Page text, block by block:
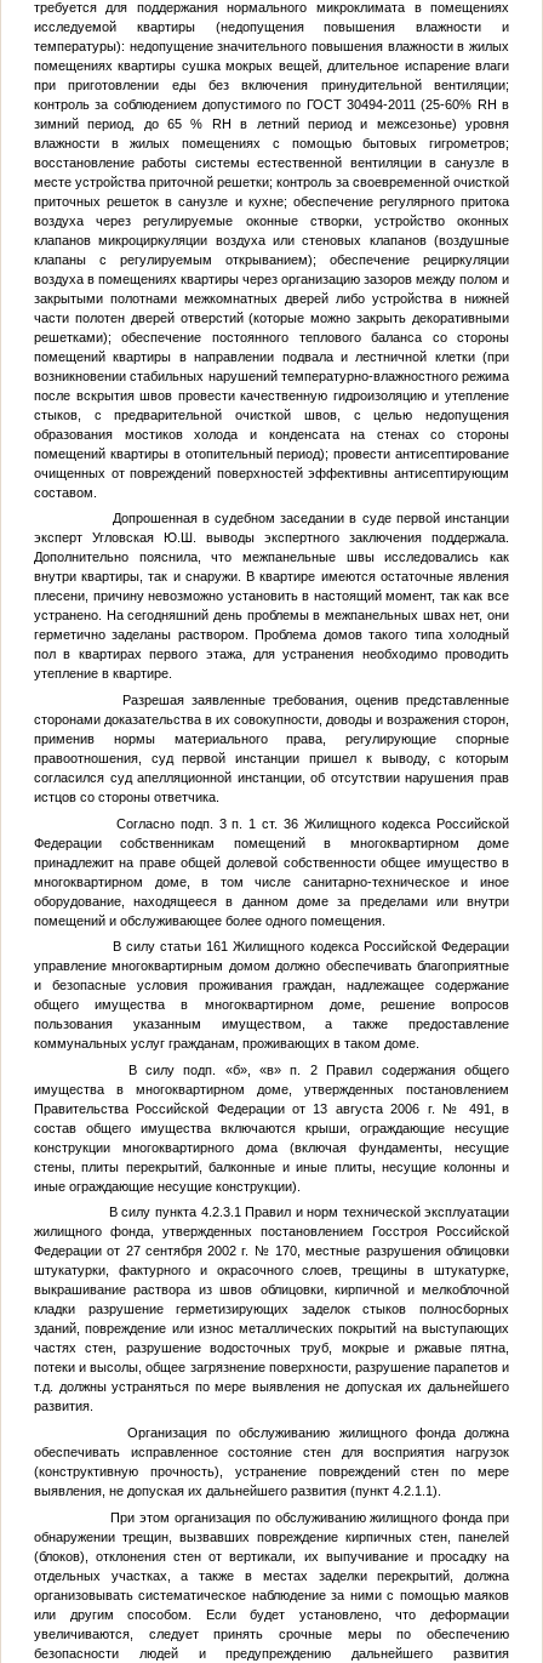
требуется для поддержания нормального микроклимата в помещениях
исследуемой квартиры (недопущения повышения влажности и
температуры): недопущение значительного повышения влажности в жилых
помещениях квартиры сушка мокрых вещей, длительное испарение влаги
при приготовлении еды без включения принудительной вентиляции;
контроль за соблюдением допустимого по ГОСТ 30494-2011 (25-60% RН в
зимний период, до 65 % RH в летний период и межсезонье) уровня
влажности в жилых помещениях с помощью бытовых гигрометров;
восстановление работы системы естественной вентиляции в санузле в
месте устройства приточной решетки; контроль за своевременной очисткой
приточных решеток в санузле и кухне; обеспечение регулярного притока
воздуха через регулируемые оконные створки, устройство оконных
клапанов микроциркуляции воздуха или стеновых клапанов (воздушные
клапаны с регулируемым открыванием); обеспечение рециркуляции
воздуха в помещениях квартиры через организацию зазоров между полом и
закрытыми полотнами межкомнатных дверей либо устройства в нижней
части полотен дверей отверстий (которые можно закрыть декоративными
решетками); обеспечение постоянного теплового баланса со стороны
помещений квартиры в направлении подвала и лестничной клетки (при
возникновении стабильных нарушений температурно-влажностного режима
после вскрытия швов провести качественную гидроизоляцию и утепление
стыков, с предварительной очисткой швов, с целью недопущения
образования мостиков холода и конденсата на стенах со стороны
помещений квартиры в отопительный период); провести антисептирование
очищенных от повреждений поверхностей эффективны антисептирующим
составом.
Допрошенная в судебном заседании в суде первой инстанции
эксперт Угловская Ю.Ш. выводы экспертного заключения поддержала.
Дополнительно пояснила, что межпанельные швы исследовались как
внутри квартиры, так и снаружи. В квартире имеются остаточные явления
плесени, причину невозможно установить в настоящий момент, так как все
устранено. На сегодняшний день проблемы в межпанельных швах нет, они
герметично заделаны раствором. Проблема домов такого типа холодный
пол в квартирах первого этажа, для устранения необходимо проводить
утепление в квартире.
Разрешая заявленные требования, оценив представленные
сторонами доказательства в их совокупности, доводы и возражения сторон,
применив нормы материального права, регулирующие спорные
правоотношения, суд первой инстанции пришел к выводу, с которым
согласился суд апелляционной инстанции, об отсутствии нарушения прав
истцов со стороны ответчика.
Согласно подп. 3 п. 1 ст. 36 Жилищного кодекса Российской
Федерации собственникам помещений в многоквартирном доме
принадлежит на праве общей долевой собственности общее имущество в
многоквартирном доме, в том числе санитарно-техническое и иное
оборудование, находящееся в данном доме за пределами или внутри
помещений и обслуживающее более одного помещения.
В силу статьи 161 Жилищного кодекса Российской Федерации
управление многоквартирным домом должно обеспечивать благоприятные
и безопасные условия проживания граждан, надлежащее содержание
общего имущества в многоквартирном доме, решение вопросов
пользования указанным имуществом, а также предоставление
коммунальных услуг гражданам, проживающих в таком доме.
В силу подп. «б», «в» п. 2 Правил содержания общего
имущества в многоквартирном доме, утвержденных постановлением
Правительства Российской Федерации от 13 августа 2006 г. № 491, в
состав общего имущества включаются крыши, ограждающие несущие
конструкции многоквартирного дома (включая фундаменты, несущие
стены, плиты перекрытий, балконные и иные плиты, несущие колонны и
иные ограждающие несущие конструкции).
В силу пункта 4.2.3.1 Правил и норм технической эксплуатации
жилищного фонда, утвержденных постановлением Госстроя Российской
Федерации от 27 сентября 2002 г. № 170, местные разрушения облицовки
штукатурки, фактурного и окрасочного слоев, трещины в штукатурке,
выкрашивание раствора из швов облицовки, кирпичной и мелкоблочной
кладки разрушение герметизирующих заделок стыков полносборных
зданий, повреждение или износ металлических покрытий на выступающих
частях стен, разрушение водосточных труб, мокрые и ржавые пятна,
потеки и высолы, общее загрязнение поверхности, разрушение парапетов и
т.д. должны устраняться по мере выявления не допуская их дальнейшего
развития.
Организация по обслуживанию жилищного фонда должна
обеспечивать исправленное состояние стен для восприятия нагрузок
(конструктивную прочность), устранение повреждений стен по мере
выявления, не допуская их дальнейшего развития (пункт 4.2.1.1).
При этом организация по обслуживанию жилищного фонда при
обнаружении трещин, вызвавших повреждение кирпичных стен, панелей
(блоков), отклонения стен от вертикали, их выпучивание и просадку на
отдельных участках, а также в местах заделки перекрытий, должна
организовывать систематическое наблюдение за ними с помощью маяков
или другим способом. Если будет установлено, что деформации
увеличиваются, следует принять срочные меры по обеспечению
безопасности людей и предупреждению дальнейшего развития